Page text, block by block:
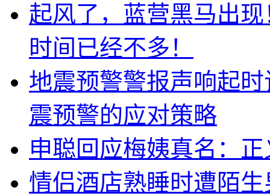
起风了，蓝营黑马出
时间已经不多！
地震预警警报声响起
震预警的应对策略
申聪回应梅姨真名：
情侣酒店熟睡时遭陌